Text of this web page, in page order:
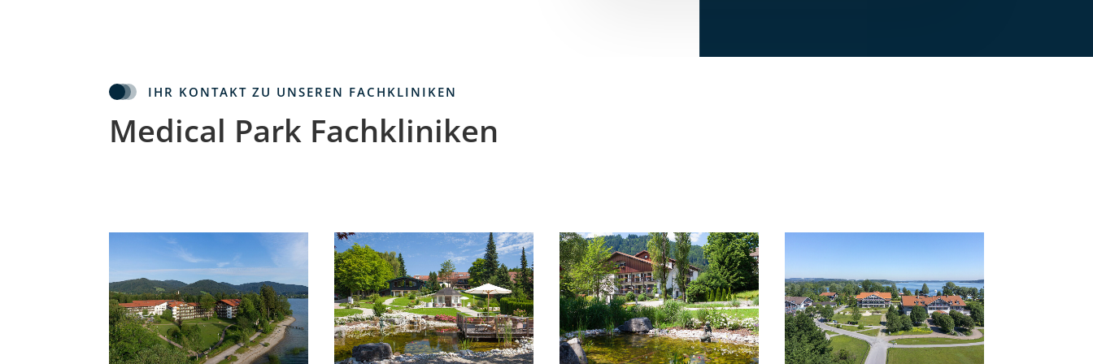
IHR KONTAKT ZU UNSEREN FACHKLINIKEN
Medical Park Fachkliniken